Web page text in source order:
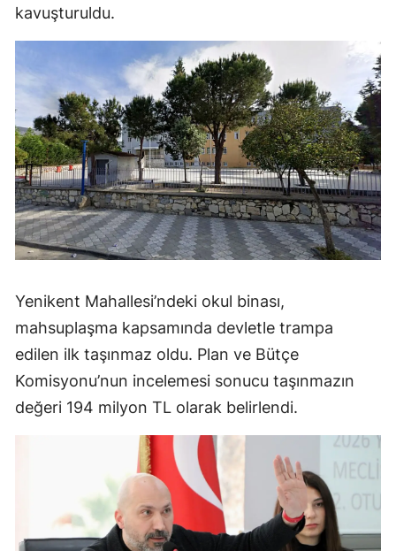
kavuşturuldu.
Yenikent Mahallesi’ndeki okul binası,
mahsuplaşma kapsamında devletle trampa
edilen ilk taşınmaz oldu. Plan ve Bütçe
Komisyonu’nun incelemesi sonucu taşınmazın
değeri 194 milyon TL olarak belirlendi.